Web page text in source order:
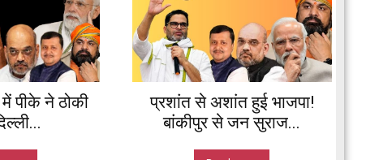
पीके ने ठोकी
प्रशांत से अशांत हुई भाजपा!
बांकीपुर से जन सुराज...